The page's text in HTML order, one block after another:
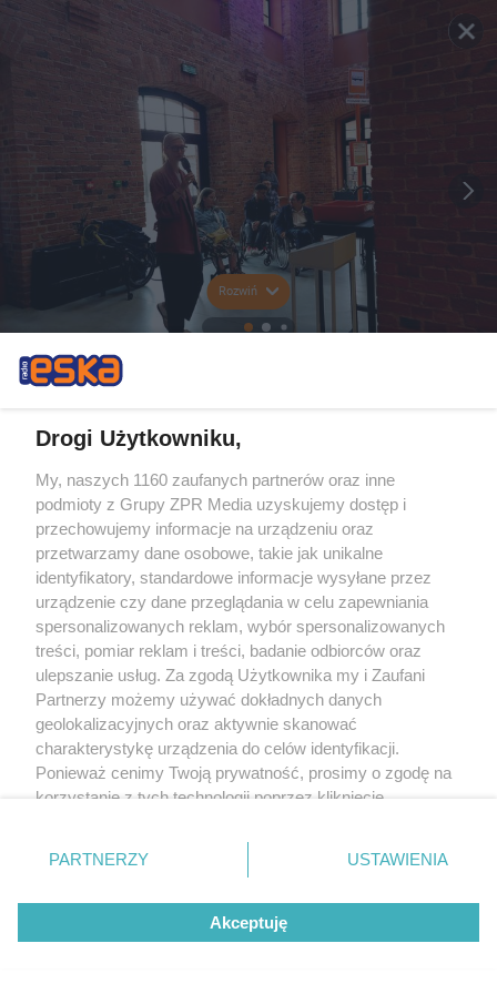
Rozwiń
Drogi Użytkowniku,
My, naszych 1160 zaufanych partnerów oraz inne
podmioty z Grupy ZPR Media uzyskujemy dostęp i
przechowujemy informacje na urządzeniu oraz
przetwarzamy dane osobowe, takie jak unikalne
identyfikatory, standardowe informacje wysyłane przez
urządzenie czy dane przeglądania w celu zapewniania
spersonalizowanych reklam, wybór spersonalizowanych
treści, pomiar reklam i treści, badanie odbiorców oraz
ulepszanie usług. Za zgodą Użytkownika my i Zaufani
Partnerzy możemy używać dokładnych danych
geolokalizacyjnych oraz aktywnie skanować
charakterystykę urządzenia do celów identyfikacji.
Ponieważ cenimy Twoją prywatność, prosimy o zgodę na
korzystanie z tych technologii poprzez kliknięcie
zmienić/wycofać klikając przycisk ustawień prywatności
znajdujący się w lewym dolnym rogu strony
rodzaje przetwarzania danych nie wymagają zgody
użytkownika, ale masz prawo sprzeciwić się takiemu
przetwarzaniu. Preferencje będą miały zastosowanie tylko
PARTNERZY USTAWIENIA
Akceptuję